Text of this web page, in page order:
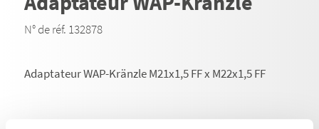
N° de réf. 132878
Adaptateur WAP-Kränzle M21x1,5 FF x M22x1,5 FF